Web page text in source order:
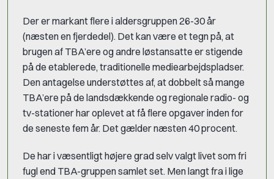
Der er markant flere i aldersgruppen 26-30 år
(næsten en fjerdedel). Det kan være et tegn på, at
brugen af TBA’ere og andre løstansatte er stigende
på de etablerede, traditionelle mediearbejdspladser.
Den antagelse understøttes af, at dobbelt så mange
TBA’ere på de landsdækkende og regionale radio- og
tv-stationer har oplevet at få flere opgaver inden for
de seneste fem år. Det gælder næsten 40 procent.
De har i væsentligt højere grad selv valgt livet som fri
fugl end TBA-gruppen samlet set. Men langt fra i lige